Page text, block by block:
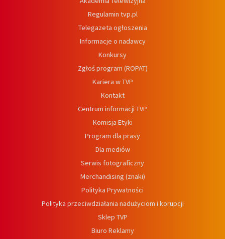
Regulamin tvp.pl
Telegazeta ogłoszenia
Informacje o nadawcy
Konkursy
Zgłoś program (ROPAT)
Kariera w TVP
Kontakt
Centrum informacji TVP
Komisja Etyki
Program dla prasy
Dla mediów
Serwis fotograficzny
Merchandising (znaki)
Polityka Prywatności
Polityka przeciwdziałania nadużyciom i korupcji
Sklep TVP
Biuro Reklamy